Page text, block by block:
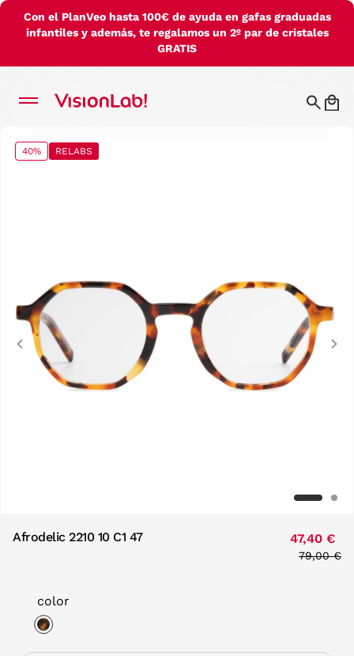
Con el PlanVeo hasta 100€ de ayuda en gafas graduadas
infantiles y además, te regalamos un 2º par de cristales
GRATIS
40% RELABS
Previous
Afrodelic 2210 10 C1 47 47,40 €
Price
79,00 €
color